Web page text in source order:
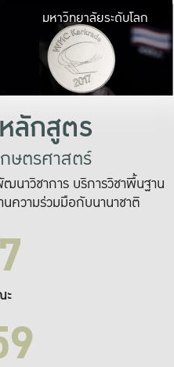
มหาวิ
เปลี่ยนแปลง แล
เพื่อทำง
ระบบสารสนเทศ
มหาวิทยาลัยระดับโลก
ลักสูตร
ษตรศาสตร์
าวิชาการ บริการวิชาพื้นฐาน
นความร่วมมือกับนานาชาติ